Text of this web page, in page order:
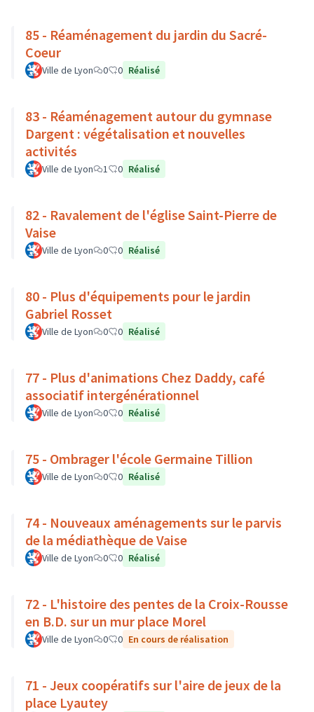
85 - Réaménagement du jardin du Sacré-
Coeur
Ville de Lyon 0 0 Réalisé
83 - Réaménagement autour du gymnase
Dargent : végétalisation et nouvelles
activités
Ville de Lyon 1 0 Réalisé
82 - Ravalement de l'église Saint-Pierre de
Vaise
Ville de Lyon 0 0 Réalisé
80 - Plus d'équipements pour le jardin
Gabriel Rosset
Ville de Lyon 0 0 Réalisé
77 - Plus d'animations Chez Daddy, café
associatif intergénérationnel
Ville de Lyon 0 0 Réalisé
75 - Ombrager l'école Germaine Tillion
Ville de Lyon 0 0 Réalisé
74 - Nouveaux aménagements sur le parvis
de la médiathèque de Vaise
Ville de Lyon 0 0 Réalisé
72 - L'histoire des pentes de la Croix-Rousse
en B.D. sur un mur place Morel
Ville de Lyon 0 0 En cours de réalisation
71 - Jeux coopératifs sur l'aire de jeux de la
place Lyautey